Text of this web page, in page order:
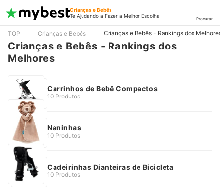
Crianças e Bebês
Te Ajudando a Fazer a Melhor Escolha
Procurar
TOP Crianças e Bebês Crianças e Bebês - Rankings dos
Crianças e Bebês - Rankings dos
Melhores
Carrinhos de Bebê Compactos
10 Produtos
Naninhas
10 Produtos
Cadeirinhas Dianteiras de Bicicleta
10 Produtos